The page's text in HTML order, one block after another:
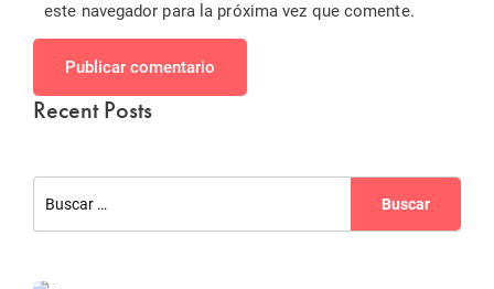
este navegador para la próxima vez que comente.
Publicar comentario
Recent Posts